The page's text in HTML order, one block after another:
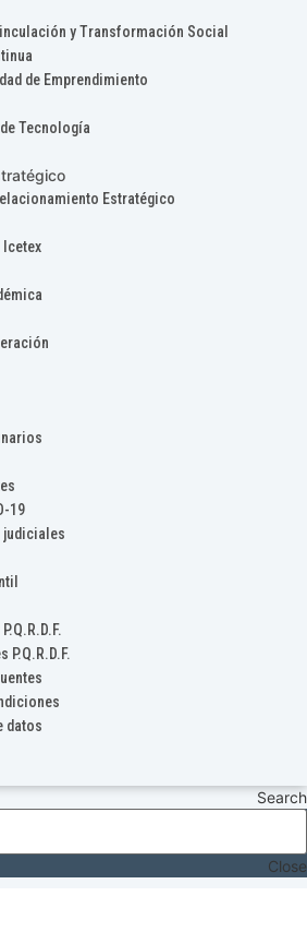
y Transformación Social
de Emprendimiento
Tecnología
Estratégico
19
judiciales
P.Q.R.D.F.
datos
Search
Close